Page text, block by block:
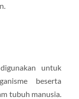
untuk
beserta
tubuh manusia.